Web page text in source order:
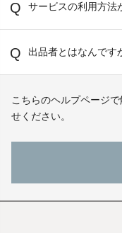
サービスの利用方法
出品者とはなんです
こちらのヘルプページ
せください。